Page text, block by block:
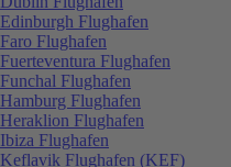
Edinburgh Flughafen
Faro Flughafen
Fuerteventura Flughafen
Funchal Flughafen
Hamburg Flughafen
Heraklion Flughafen
Ibiza Flughafen
Keflavik Flughafen (KEF)